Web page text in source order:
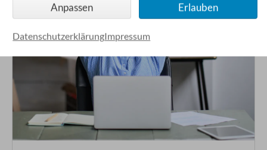
Anpassen Erlauben
DatenschutzerklärungImpressum